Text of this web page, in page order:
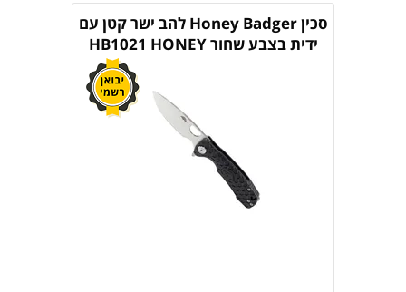
סכין Honey Badger להב ישר קטן עם
ידית בצבע שחור HB1021 HONEY